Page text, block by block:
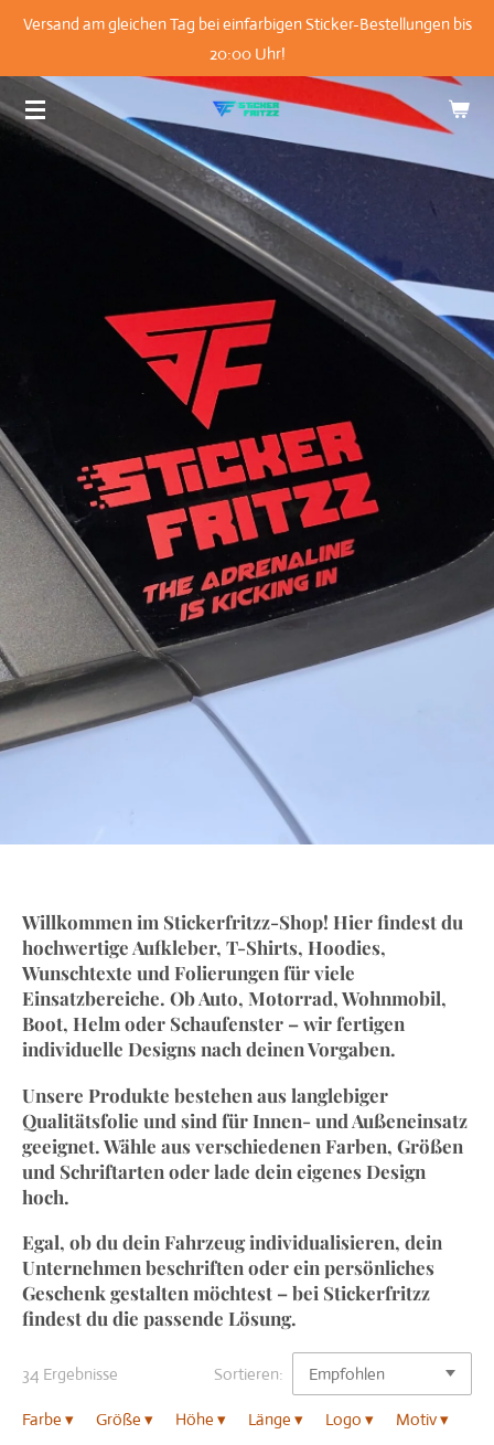
Zum
springen
Versand am gleichen Tag bei einfarbigen Sticker-Bestellungen bis
20:00 Uhr!
Willkommen im Stickerfritzz-Shop! Hier findest du
hochwertige Aufkleber, T-Shirts, Hoodies,
Wunschtexte und Folierungen für viele
Einsatzbereiche. Ob Auto, Motorrad, Wohnmobil,
Boot, Helm oder Schaufenster – wir fertigen
individuelle Designs nach deinen Vorgaben.
Unsere Produkte bestehen aus langlebiger
Qualitätsfolie und sind für Innen- und Außeneinsatz
geeignet. Wähle aus verschiedenen Farben, Größen
und Schriftarten oder lade dein eigenes Design
hoch.
Egal, ob du dein Fahrzeug individualisieren, dein
Unternehmen beschriften oder ein persönliches
Geschenk gestalten möchtest – bei Stickerfritzz
findest du die passende Lösung.
34 Ergebnisse Sortieren:
Farbe ▾ Größe ▾ Höhe ▾ Länge ▾ Logo ▾ Motiv▾